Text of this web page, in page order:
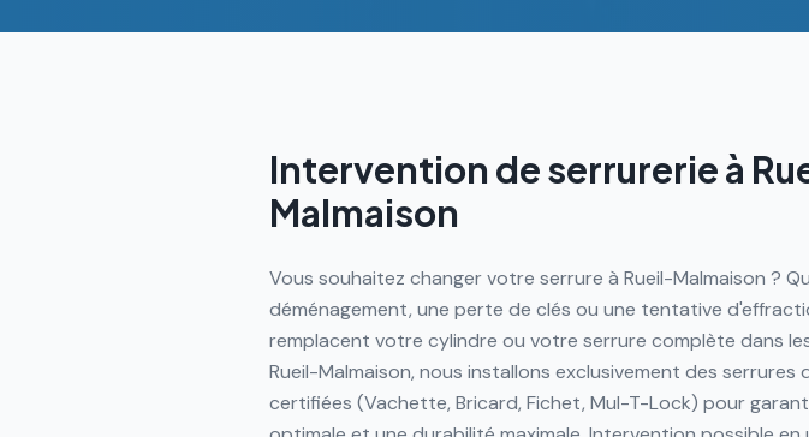
Intervention de serrurerie à
Malmaison
Vous souhaitez changer votre serrure à Rueil-Malmaison ?
déménagement, une perte de clés ou une tentative
remplacent votre cylindre ou votre serrure complète dans
Rueil-Malmaison, nous installons exclusivement des serrures
certifiées (Vachette, Bricard, Fichet, Mul-T-Lock) pour